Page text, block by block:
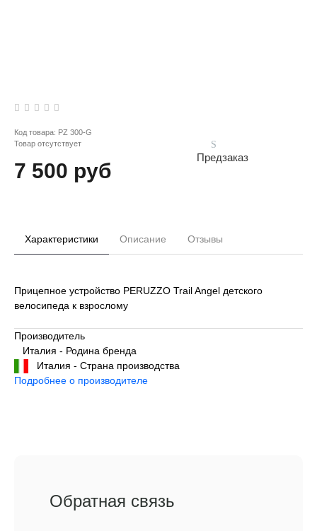
Код товара: PZ 300-G
Товар отсутствует
7 500 руб
Предзаказ
Характеристики Описание Отзывы
Прицепное устройство PERUZZO Trail Angel детского
велосипеда к взрослому
Производитель
Италия - Родина бренда
Италия - Страна производства
Подробнее о производителе
Обратная связь